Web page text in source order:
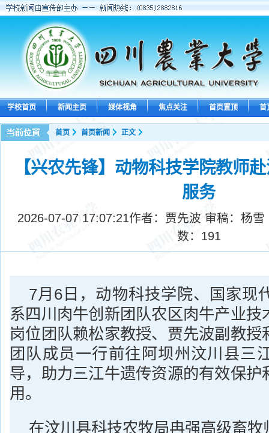
学校首页 新闻主页 媒体视角 焦点关注 首页置顶 首
首页 首页新闻 正文
【兴农先锋】动物科技学院教师
服务
2026-07-07 17:07:21作者：贾先波 审稿：杨
数： 191
7月6日，动物科技学院、国家现
系四川肉牛创新团队农区肉牛产业技
岗位团队赖松家教授、贾先波副教授
团队成员一行前往阿坝州汶川县三
导，助力三江牛遗传资源的有效保护
用。
在汶川县科技农牧局冉强高级畜